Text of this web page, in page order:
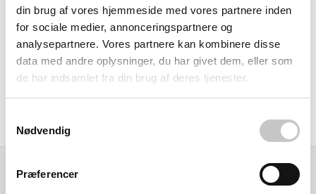
din brug af vores hjemmeside med vores partnere inden
for sociale medier, annonceringspartnere og
analysepartnere. Vores partnere kan kombinere disse
data med andre oplysninger, du har givet dem, eller som
de har indsamlet fra din brug af deres tjenester.
Nødvendig
Præferencer